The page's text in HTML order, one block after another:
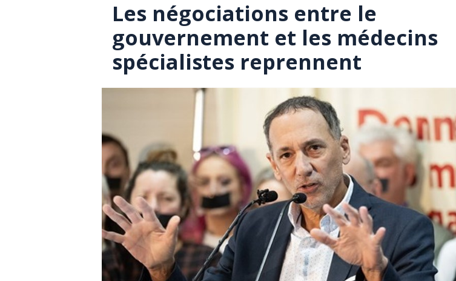
Les négociations entre le
gouvernement et les médecins
spécialistes reprennent